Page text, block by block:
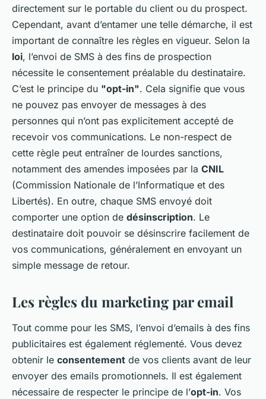
directement sur le portable du client ou du prospect.
Cependant, avant d’entamer une telle démarche, il est
important de connaître les règles en vigueur. Selon la
loi, l’envoi de SMS à des fins de prospection
nécessite le consentement préalable du destinataire.
C’est le principe du "opt-in". Cela signifie que vous
ne pouvez pas envoyer de messages à des
personnes qui n’ont pas explicitement accepté de
recevoir vos communications. Le non-respect de
cette règle peut entraîner de lourdes sanctions,
notamment des amendes imposées par la CNIL
(Commission Nationale de l’Informatique et des
Libertés). En outre, chaque SMS envoyé doit
comporter une option de désinscription. Le
destinataire doit pouvoir se désinscrire facilement de
vos communications, généralement en envoyant un
simple message de retour.
Les règles du marketing par email
Tout comme pour les SMS, l’envoi d’emails à des fins
publicitaires est également réglementé. Vous devez
obtenir le consentement de vos clients avant de leur
envoyer des emails promotionnels. Il est également
nécessaire de respecter le principe de l’opt-in. Vos